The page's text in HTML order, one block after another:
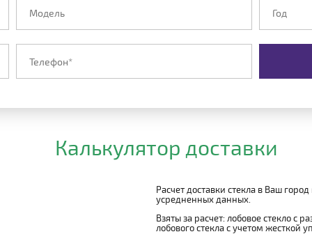
Калькулятор доставки
Расчет доставки стекла в Ваш
усредненных данных.
Взяты за расчет: лобовое стекло с
лобового стекла с учетом жесткой